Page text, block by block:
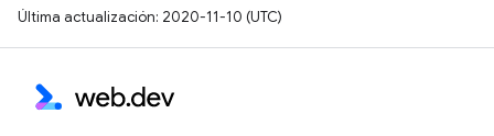
Última actualización: 2020-11-10 (UTC)